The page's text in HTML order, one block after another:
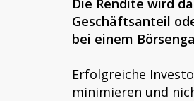
Geschäftsanteil
bei einem
Erfolgreiche
minimieren und